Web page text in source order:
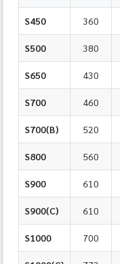
S450 360
S500 380
S650 430
S700 460
S700(B) 520
S800 560
S900 610
S900(C) 610
S1000 700